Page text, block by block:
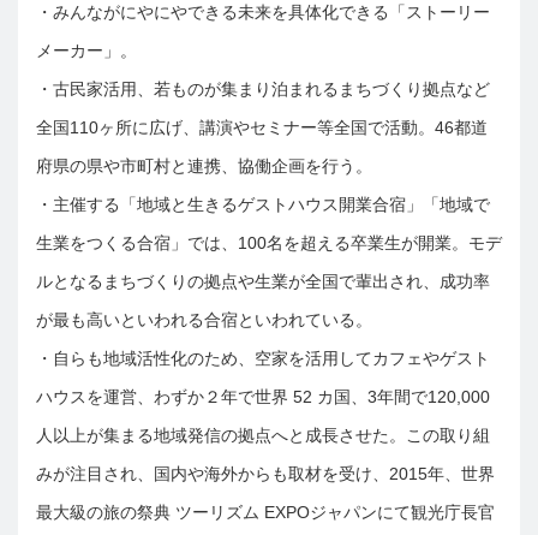
・みんながにやにやできる未来を具体化できる「ストーリー
メーカー」。
・古民家活用、若ものが集まり泊まれるまちづくり拠点など
全国110ヶ所に広げ、講演やセミナー等全国で活動。46都道
府県の県や市町村と連携、協働企画を行う。
・主催する「地域と生きるゲストハウス開業合宿」「地域で
生業をつくる合宿」では、100名を超える卒業生が開業。モデ
ルとなるまちづくりの拠点や生業が全国で輩出され、成功率
が最も高いといわれる合宿といわれている。
・自らも地域活性化のため、空家を活用してカフェやゲスト
ハウスを運営、わずか２年で世界 52 カ国、3年間で120,000
人以上が集まる地域発信の拠点へと成長させた。この取り組
みが注目され、国内や海外からも取材を受け、2015年、世界
最大級の旅の祭典 ツーリズム EXPOジャパンにて観光庁長官